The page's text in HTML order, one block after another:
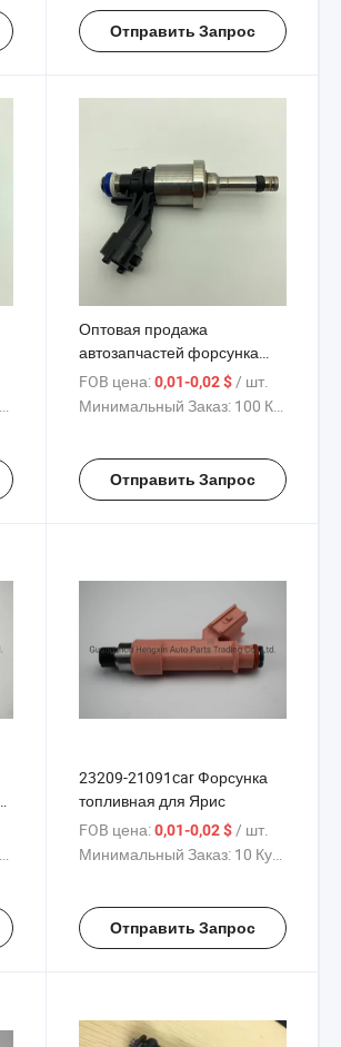
ТопливаОтправить Запрос
Оптовая продажа
автозапчастей форсунка
топлива
FOB цена: 0,01-0,02 $ / шт.
Минимальный Заказ: 100 Куски
Отправить Запрос
23209-21091car Форсунка
топливная для Ярис
FOB цена: 0,01-0,02 $/ шт.
Минимальный Заказ: 10 Куски
Отправить Запрос